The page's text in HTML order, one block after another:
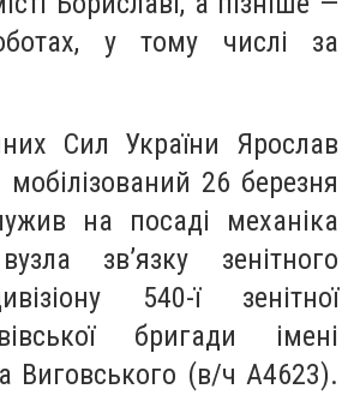
у тому числі за
Сил України Ярослав
26 березня
на посаді механіка
зв’язку зенітного
540-ї зенітної
бригади імені
Виговського (в/ч А4623).